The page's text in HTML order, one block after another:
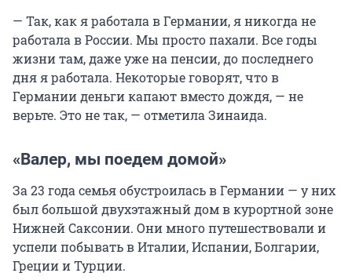
— Так, как я работала в Германии, я никогда не
работала в России. Мы просто пахали. Все годы
жизни там, даже уже на пенсии, до последнего
дня я работала. Некоторые говорят, что в
Германии деньги капают вместо дождя, — не
верьте. Это не так, — отметила Зинаида.
«Валер, мы поедем домой»
За 23 года семья обустроилась в Германии — у них
был большой двухэтажный дом в курортной зоне
Нижней Саксонии. Они много путешествовали и
успели побывать в Италии, Испании, Болгарии,
Греции и Турции.